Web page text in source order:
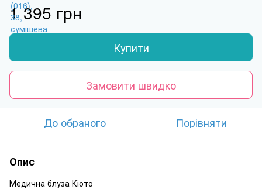
1 395 грн
Купити
Замовити швидко
До обраного Порівняти
Опис
Медична блуза Кіото